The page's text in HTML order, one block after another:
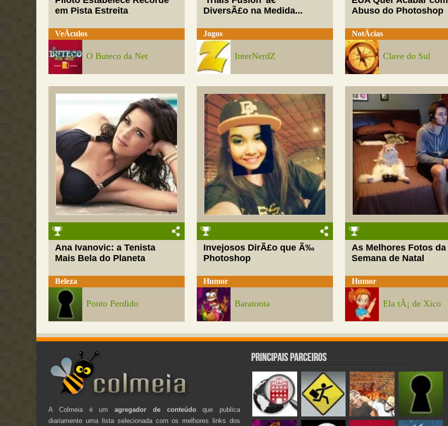
em Pista Estreita
VeÃ­culos
O Buteco da Net
DiversÃ£o na Medida...
Jogos
InterNerdZ
Abuso do Photoshop
NotÃ­cias
Clave do Sul
Ana Ivanovic: a Tenista
Mais Bela do Planeta
Beleza
Ponto Perdido
Invejosos DirÃ£o que Ã‰
Photoshop
Humor
Baratonta
As Melhores Fotos da
Semana de Natal
Humor
Ela tÃ¡ de Xico
A Colmeia é umagregador de conteúdoque publica
diariamente uma lista selecionada com os melhores links dos